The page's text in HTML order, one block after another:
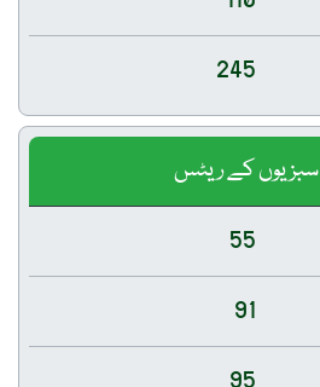
245
سبزیوں کے ریٹس
55
91